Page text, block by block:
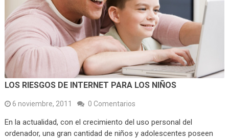
LOS RIESGOS DE INTERNET PARA LOS NIÑOS
6 noviembre, 2011 0 Comentarios
En la actualidad, con el crecimiento del uso personal del
ordenador, una gran cantidad de niños y adolescentes poseen